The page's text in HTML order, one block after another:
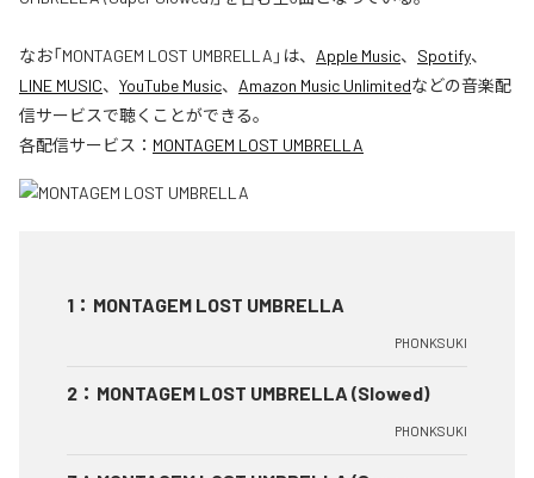
なお「MONTAGEM LOST UMBRELLA 」は、 Apple Music、 Spotify、
LINE MUSIC、 YouTube Music、 Amazon Music Unlimitedなどの音楽配
信サービスで聴くことができる。
各配信サービス： MONTAGEM LOST UMBRELLA
1 ： MONTAGEM LOST UMBRELLA
PHONKSUKI
2 ： MONTAGEM LOST UMBRELLA (Slowed)
PHONKSUKI